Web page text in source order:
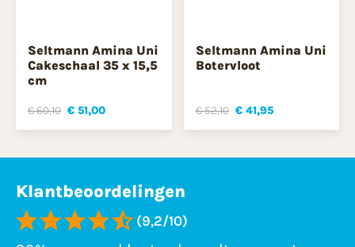
Seltmann Amina Uni
Cakeschaal 35 x 15,5
cm
€ 60,10 € 51,00
Seltmann Amina Uni
Botervloot
€ 52,10 € 41,95
Klantbeoordelingen
(9,2/10)